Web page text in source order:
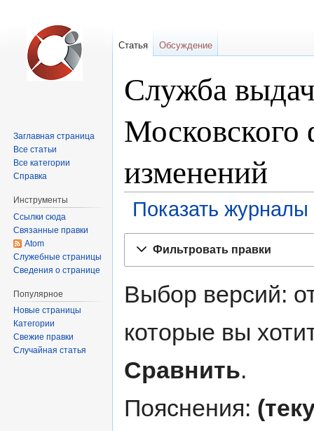
Служба
Московского
изменений
Показать
Фильтровать правки
Выбор версий:
которые вы
Сравнить.
Пояснения:
Статья Обсуждение
Заглавная страница
Все статьи
Все категории
Справка
Инструменты
Ссылки сюда
Связанные правки
Atom
Служебные страницы
Сведения о странице
Популярное
Новые страницы
Категории
Свежие правки
Случайная статья